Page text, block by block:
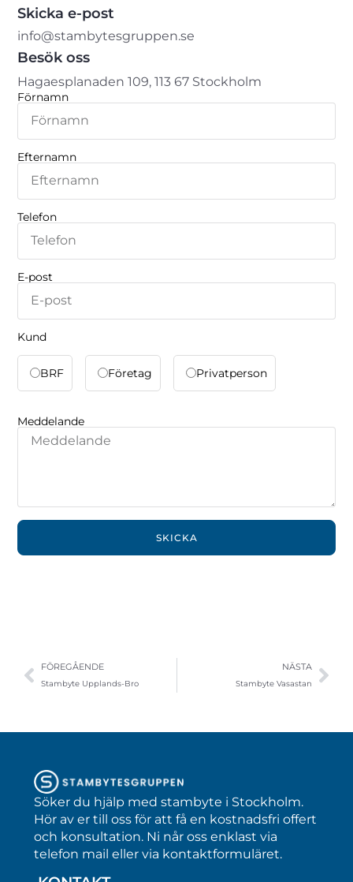
Skicka e-post
info@stambytesgruppen.se
Besök oss
Hagaesplanaden 109, 113 67 Stockholm
Förnamn
Efternamn
Telefon
E-post
Kund
BRF Företag Privatperson
Meddelande
SKICKA
FÖREGÅENDE
Stambyte Upplands-Bro
NÄSTA
Stambyte Vasastan
Söker du hjälp med stambyte i Stockholm.
Hör av er till oss för att få en kostnadsfri offert
och konsultation. Ni når oss enklast via
telefon mail eller via kontaktformuläret.